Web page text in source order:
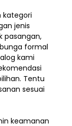
kategori
jenis
pasangan,
formal
kami
Tentu
sesuai
keamanan